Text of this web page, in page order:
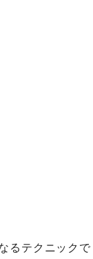
るテクニックで